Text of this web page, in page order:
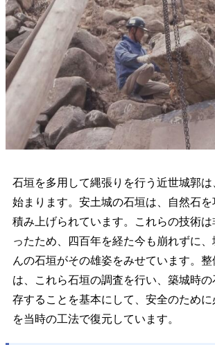
石垣を多用して縄張りを行う近世城郭は
始まります。安土城の石垣は、自然石を
積み上げられています。これらの技術
ったため、四百年を経た今も崩れずに、
んの石垣がその雄姿をみせています。整
は、これら石垣の調査を行い、築城時
存することを基本にして、安全のため
を当時の工法で復元しています。